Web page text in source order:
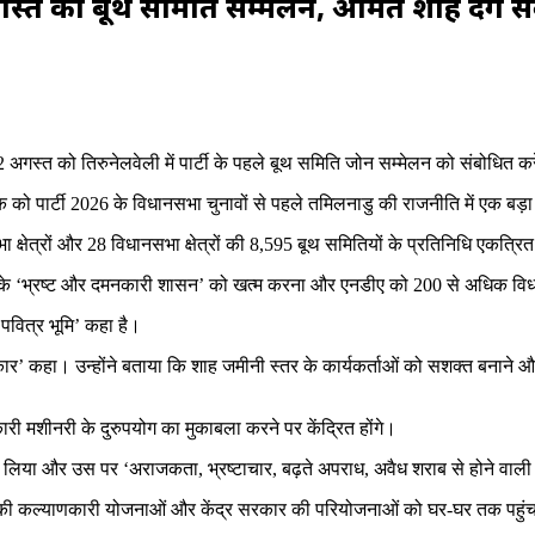
अगस्त को तिरुनेलवेली में पार्टी के पहले बूथ समिति जोन सम्मेलन को
2026 के विधानसभा चुनावों से पहले तमिलनाडु की राजनीति में एक बड़ा
और 28 विधानसभा क्षेत्रों की 8,595 बूथ समितियों के प्रतिनिधि
और दमनकारी शासन’ को खत्म करना और एनडीए को 200 से अधिक
भूमि’ कहा है।
कहा। उन्होंने बताया कि शाह जमीनी स्तर के कार्यकर्ताओं को सशक्त
मशीनरी के दुरुपयोग का मुकाबला करने पर केंद्रित होंगे।
और उस पर ‘अराजकता, भ्रष्टाचार, बढ़ते अपराध, अवैध शराब से होने वाली
कल्याणकारी योजनाओं और केंद्र सरकार की परियोजनाओं को घर-घर तक